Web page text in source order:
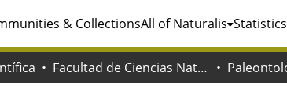
& CollectionsAll of Naturalis Statistics
Facultad de Ciencias Naturales y Museo